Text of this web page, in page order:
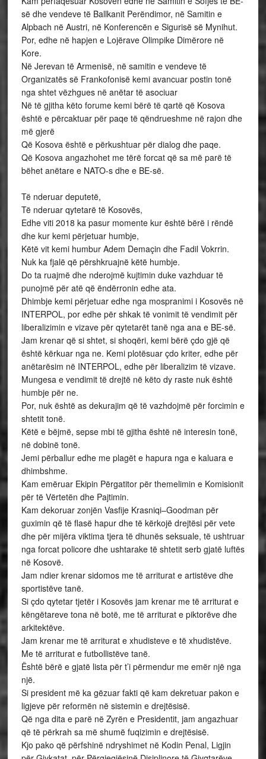
së dhe vendeve të Ballkanit Perëndimor, në Samitin e
Alpbach në Austri, në Konferencën e Sigurisë së Mynihut.
Por, edhe në hapjen e Lojërave Olimpike Dimërore në
Kore.
Në Jerevan të Armenisë, në samitin e vendeve të
Organizatës së Frankofonisë kemi avancuar postin tonë
nga shtet vëzhgues në anëtar të asociuar
Në të gjitha këto forume kemi bërë të qartë që Kosova
është e përcaktuar për paqe të qëndrueshme në rajon dhe
më gjerë
Që Kosova është e përkushtuar për dialog dhe paqe.
Që Kosova angazhohet me tërë forcat që sa më parë të
bëhet anëtare e NATO-s dhe e BE-së.
Të nderuar deputetë,
Të nderuar qytetarë të Kosovës,
Edhe viti 2018 ka pasur momente kur është bërë i rëndë
dhe kur kemi përjetuar humbje,
Këtë vit kemi humbur Adem Demaçin dhe Fadil Vokrrin.
Nuk ka fjalë që përshkruajnë këtë humbje.
Do ta ruajmë dhe nderojmë kujtimin duke vazhduar të
punojmë për atë që ëndërronin edhe ata.
Dhimbje kemi përjetuar edhe nga mospranimi i Kosovës në
INTERPOL, por edhe për shkak të vonimit të vendimit për
liberalizimin e vizave për qytetarët tanë nga ana e BE-së.
Jam krenar që si shtet, si shoqëri, kemi bërë çdo gjë që
është kërkuar nga ne. Kemi plotësuar çdo kriter, edhe për
anëtarësim në INTERPOL, edhe për liberalizim të vizave.
Mungesa e vendimit të drejtë në këto dy raste nuk është
humbje për ne.
Por, nuk është as dekurajim që të vazhdojmë për forcimin e
shtetit tonë.
Këtë e bëjmë, sepse mbi të gjitha është në interesin tonë,
në dobinë tonë.
Jemi përballur edhe me plagët e hapura nga e kaluara e
dhimbshme.
Kam emëruar Ekipin Përgatitor për themelimin e Komisionit
për të Vërtetën dhe Pajtimin.
Kam dekoruar zonjën Vasfije Krasniqi–Goodman për
guximin që të flasë hapur dhe të kërkojë drejtësi për vete
dhe për mijëra viktima tjera të dhunës seksuale, të ushtruar
nga forcat policore dhe ushtarake të shtetit serb gjatë luftës
në Kosovë.
Jam ndier krenar sidomos me të arriturat e artistëve dhe
sportistëve tanë.
Si çdo qytetar tjetër i Kosovës jam krenar me të arriturat e
këngëtareve tona në botë, me të arriturat e piktorëve dhe
arkitektëve.
Jam krenar me të arriturat e xhudisteve e të xhudistëve.
Me të arriturat e futbollistëve tanë.
Është bërë e gjatë lista për t’i përmendur me emër një nga
një.
Si president më ka gëzuar fakti që kam dekretuar pakon e
ligjeve për reformën në sistemin e drejtësisë.
Që nga dita e parë në Zyrën e Presidentit, jam angazhuar
që të përkrah sa më shumë fuqizimin e drejtësisë.
Kjo pako që përfshinë ndryshimet në Kodin Penal, Ligjin